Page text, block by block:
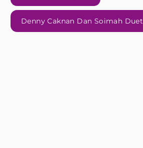
Denny Caknan Dan Soimah Duet